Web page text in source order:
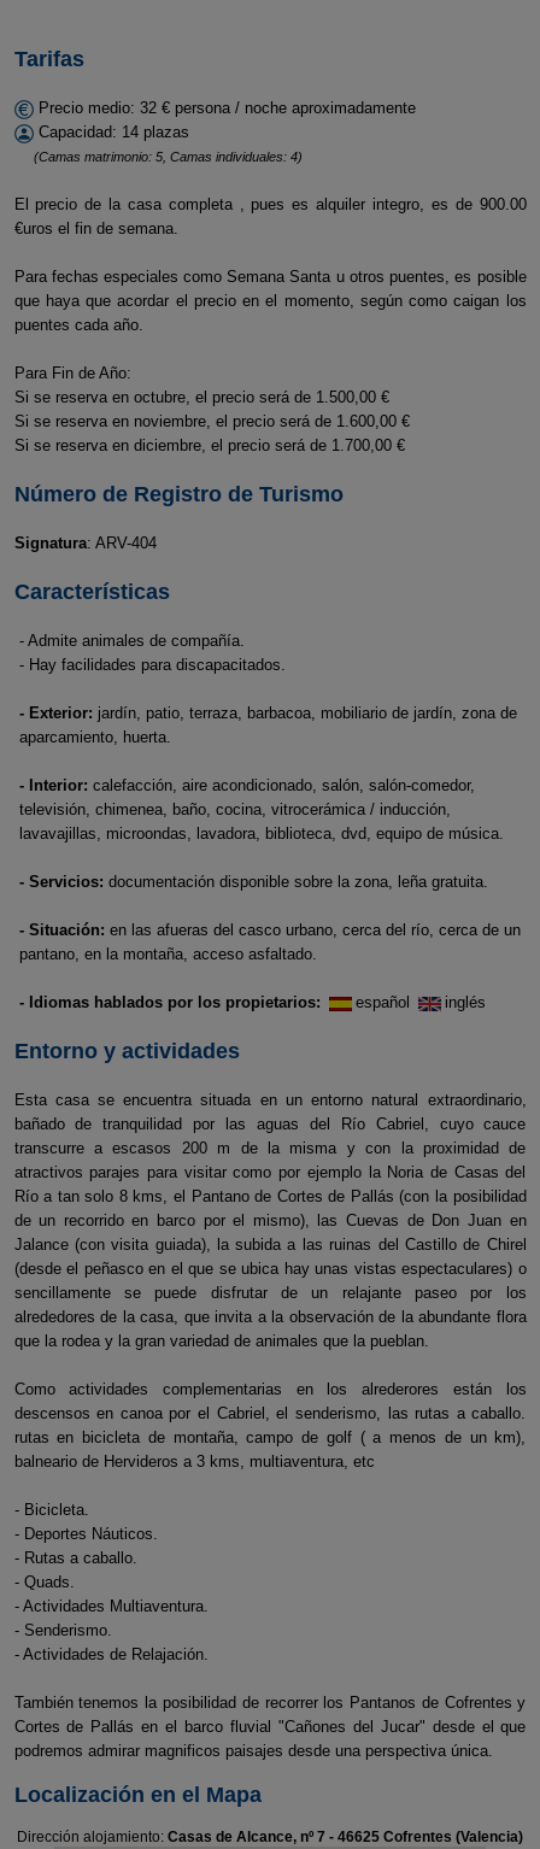
Tarifas
Precio medio: 32 € persona / noche aproximadamente
Capacidad: 14 plazas
(Camas matrimonio: 5, Camas individuales: 4)
El precio de la casa completa , pues es alquiler integro, es de 900.00
€uros el fin de semana.
Para fechas especiales como Semana Santa u otros puentes, es posible
que haya que acordar el precio en el momento, según como caigan los
puentes cada año.
Para Fin de Año:
Si se reserva en octubre, el precio será de 1.500,00 €
Si se reserva en noviembre, el precio será de 1.600,00 €
Si se reserva en diciembre, el precio será de 1.700,00 €
Número de Registro de Turismo
Signatura: ARV-404
Características
- Admite animales de compañía.
- Hay facilidades para discapacitados.
- Exterior: jardín, patio, terraza, barbacoa, mobiliario de jardín, zona de
aparcamiento, huerta.
- Interior: calefacción, aire acondicionado, salón, salón-comedor,
televisión, chimenea, baño, cocina, vitrocerámica / inducción,
lavavajillas, microondas, lavadora, biblioteca, dvd, equipo de música.
- Servicios: documentación disponible sobre la zona, leña gratuita.
- Situación: en las afueras del casco urbano, cerca del río, cerca de un
pantano, en la montaña, acceso asfaltado.
- Idiomas hablados por los propietarios: español inglés
Entorno y actividades
Esta casa se encuentra situada en un entorno natural extraordinario,
bañado de tranquilidad por las aguas del Río Cabriel, cuyo cauce
transcurre a escasos 200 m de la misma y con la proximidad de
atractivos parajes para visitar como por ejemplo la Noria de Casas del
Río a tan solo 8 kms, el Pantano de Cortes de Pallás (con la posibilidad
de un recorrido en barco por el mismo), las Cuevas de Don Juan en
Jalance (con visita guiada), la subida a las ruinas del Castillo de Chirel
(desde el peñasco en el que se ubica hay unas vistas espectaculares) o
sencillamente se puede disfrutar de un relajante paseo por los
alrededores de la casa, que invita a la observación de la abundante flora
que la rodea y la gran variedad de animales que la pueblan.
Como actividades complementarias en los alrederores están los
descensos en canoa por el Cabriel, el senderismo, las rutas a caballo.
rutas en bicicleta de montaña, campo de golf ( a menos de un km),
balneario de Hervideros a 3 kms, multiaventura, etc
- Bicicleta.
- Deportes Náuticos.
- Rutas a caballo.
- Quads.
- Actividades Multiaventura.
- Senderismo.
- Actividades de Relajación.
También tenemos la posibilidad de recorrer los Pantanos de Cofrentes y
Cortes de Pallás en el barco fluvial "Cañones del Jucar" desde el que
podremos admirar magnificos paisajes desde una perspectiva única.
Localización en el Mapa
Dirección alojamiento: Casas de Alcance, nº 7 - 46625 Cofrentes (Valencia)